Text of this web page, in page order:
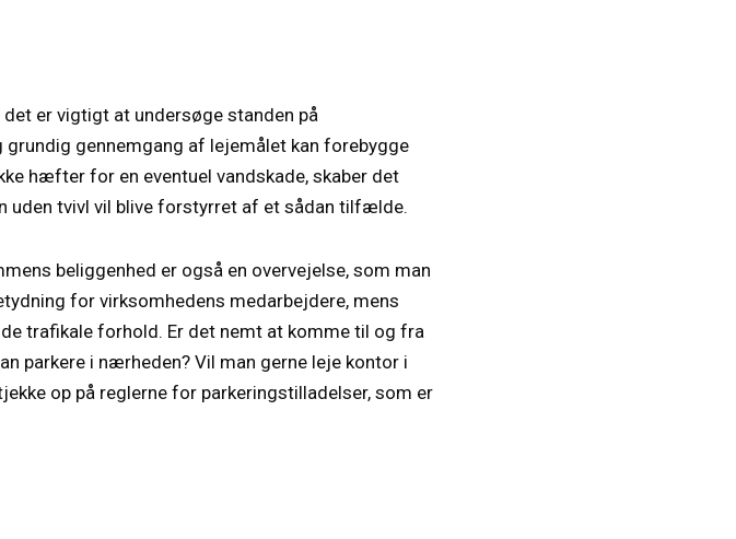
er vigtigt at undersøge standen på
gennemgang af lejemålet kan forebygge
hæfter for en eventuel vandskade, skaber det
uden tvivl vil blive forstyrret af et sådan tilfælde.
beliggenhed er også en overvejelse, som man
for virksomhedens medarbejdere, mens
trafikale forhold. Er det nemt at komme til og fra
parkere i nærheden? Vil man gerne leje kontor i
op på reglerne for parkeringstilladelser, som er